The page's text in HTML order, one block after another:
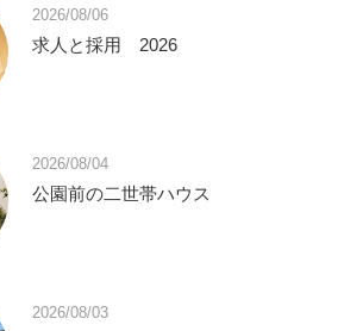
2026/08/06
求人と採用 2026
2026/08/04
公園前の二世帯ハウス
2026/08/03